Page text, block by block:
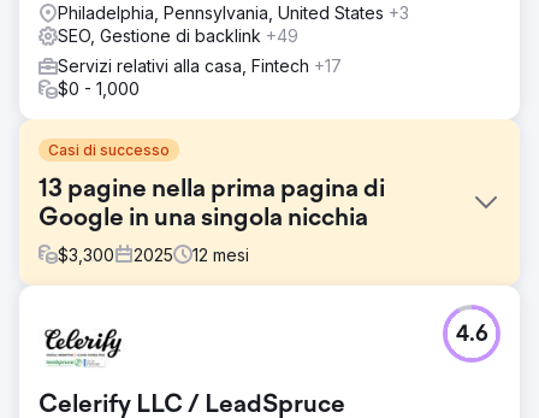
Philadelphia, Pennsylvania, United States +3
SEO, Gestione di backlink +49
Servizi relativi alla casa, Fintech +17
$0 - 1,000
Casi di successo
13 pagine nella prima pagina di
Google in una singola nicchia
$3,300 2025 12 mesi
Il mercato del turismo in mongolfiera a Teotihuacan era
saturo, con oltre 40 operatori in competizione per le
arrivavano frammentati tra più aziende, senza un
Celerify LLC / LeadSpruce
4.6